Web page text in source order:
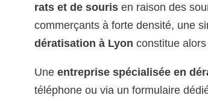
rats et de souris en raison des
commerçants à forte densité, une
dératisation à Lyon constitue
Uneentreprise spécialisée en
téléphone ou via un formulaire